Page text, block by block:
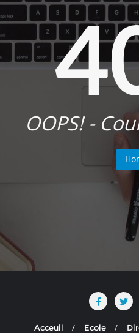
OOPS! -
Acceuil Ecole